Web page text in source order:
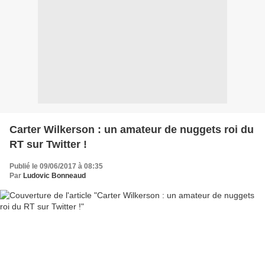
Carter Wilkerson : un amateur de nuggets roi du
RT sur Twitter !
Publié le 09/06/2017 à 08:35
Par Ludovic Bonneaud